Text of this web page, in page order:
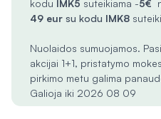
kodu IMK5 suteikiama -5€
49 eur su kodu IMK8
Nuolaidos sumuojamos.
akcijai 1+1, pristatymo
pirkimo metu galima
Galioja iki 2026 08 09